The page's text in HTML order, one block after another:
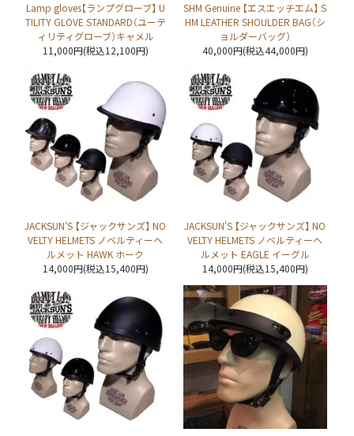
Lamp gloves【ランプグローブ】 U
TILITY GLOVE STANDARD（ユーテ
ィリティグローブ）キャメル
11,000円(税込12,100円)
SHM Genuine 【エスエッチエム】 S
HM LEATHER SHOULDER BAG（シ
ョルダーバッグ）
40,000円(税込44,000円)
JACKSUN'S 【ジャックサンズ】 NO
VELTY HELMETS ノベルティーヘ
ルメット HAWK ホーク
14,000円(税込15,400円)
JACKSUN'S 【ジャックサンズ】 NO
VELTY HELMETS ノベルティーヘ
ルメット EAGLE イーグル
14,000円(税込15,400円)